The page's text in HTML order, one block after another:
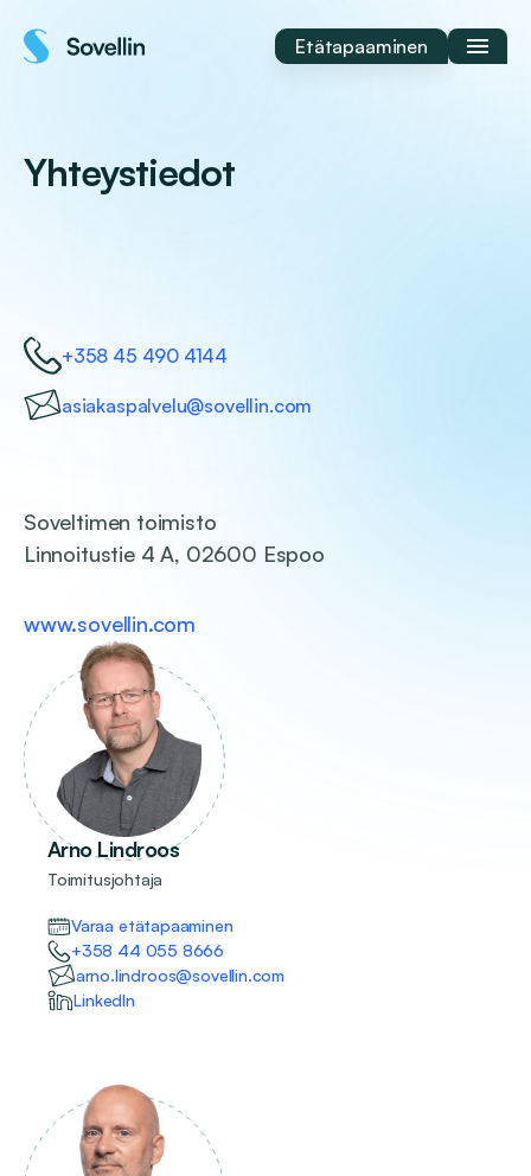
sisältöön
Etätapaaminen
Yhteystiedot
+358 45 490 4144
asiakaspalvelu@sovellin.com
Soveltimen toimisto
Linnoitustie 4 A, 02600 Espoo
www.sovellin.com
Arno Lindroos
Toimitusjohtaja
Varaa etätapaaminen
+358 44 055 8666
arno.lindroos@sovellin.com
LinkedIn